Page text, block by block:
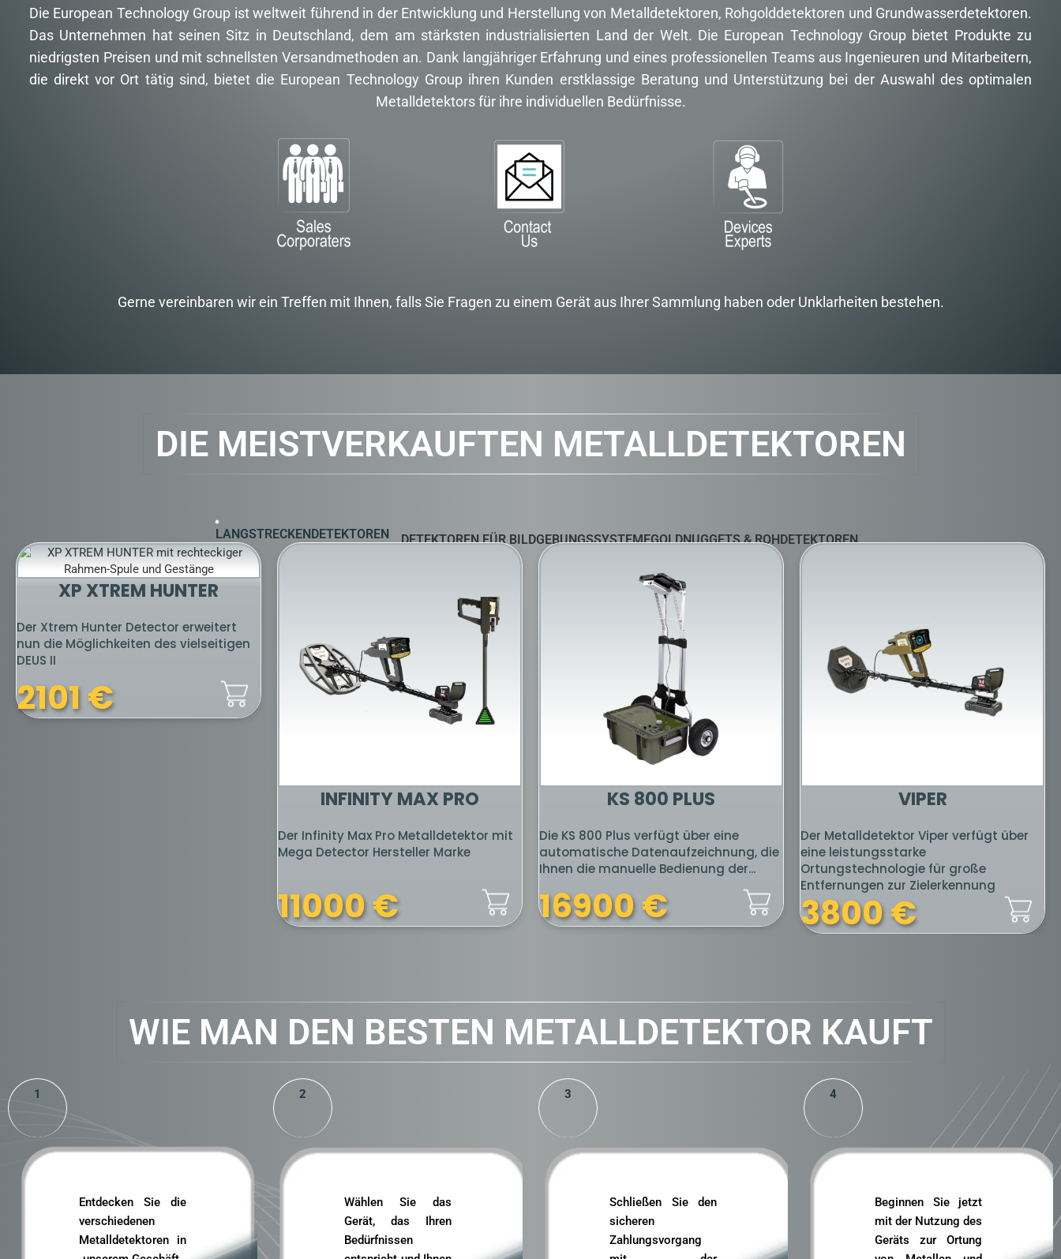
Die European Technology Group ist weltweit führend in der Entwicklung und Herstellung von Metalldetektoren, Rohgolddetektoren und Grundwasserdetektoren.
Das Unternehmen hat seinen Sitz in Deutschland, dem am stärksten industrialisierten Land der Welt. Die European Technology Group bietet Produkte zu
niedrigsten Preisen und mit schnellsten Versandmethoden an. Dank langjähriger Erfahrung und eines professionellen Teams aus Ingenieuren und Mitarbeitern,
die direkt vor Ort tätig sind, bietet die European Technology Group ihren Kunden erstklassige Beratung und Unterstützung bei der Auswahl des optimalen
Metalldetektors für ihre individuellen Bedürfnisse.
Gerne vereinbaren wir ein Treffen mit Ihnen, falls Sie Fragen zu einem Gerät aus Ihrer Sammlung haben oder Unklarheiten bestehen.
DIE MEISTVERKAUFTEN METALLDETEKTOREN
LANGSTRECKENDETEKTOREN DETEKTOREN FÜR BILDGEBUNGSSYSTEMEGOLDNUGGETS & ROHDETEKTOREN
GOLD LEGEND METAL
Der Metalldetektor Gold Legend der
European Technology Group ist ein
2999€
MEGA SCAN PRO NEW
Mega Scan Pro New Edition bietet eine
Mehrzwecklösung für mehrere Systeme
Kombiniert einen 3D-Bodenscanner
5799€
KLAYZER GR PRO
Klayzer Gr Pro verwendet die
effizientesten Systeme mit
Hochfrequenzwellentechnologien
3400€
WIE MAN DEN BESTEN METALLDETEKTOR KAUFT
1
Entdecken Sie die
verschiedenen
Metalldetektoren in
2
Wählen Sie das
Gerät, das Ihren
Bedürfnissen
3
Schließen Sie den
sicheren
Zahlungsvorgang
4
Beginnen Sie jetzt
mit der Nutzung des
Geräts zur Ortung